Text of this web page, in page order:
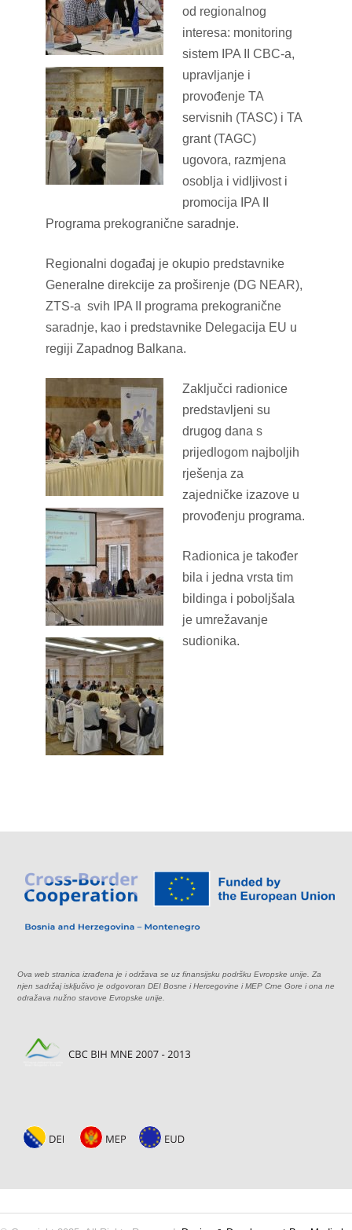
od regionalnog
interesa: monitoring
sistem IPA II CBC-a,
upravljanje i
provođenje TA
servisnih (TASC) i TA
grant (TAGC)
ugovora, razmjena
osoblja i vidljivost i
promocija IPA II
Programa prekogranične saradnje.
Regionalni događaj je okupio predstavnike
Generalne direkcije za proširenje (DG NEAR),
ZTS-a svih IPA II programa prekogranične
saradnje, kao i predstavnike Delegacija EU u
regiji Zapadnog Balkana.
Zaključci radionice
predstavljeni su
drugog dana s
prijedlogom najboljih
rješenja za
zajedničke izazove u
provođenju programa.
Radionica je također
bila i jedna vrsta tim
bildinga i poboljšala
je umrežavanje
sudionika.
Ova web stranica izrađena je i održava se uz finansijsku podršku Evropske unije. Za
njen sadržaj isključivo je odgovoran DEI Bosne i Hercegovine i MEP Crne Gore i ona ne
odražava nužno stavove Evropske unije.